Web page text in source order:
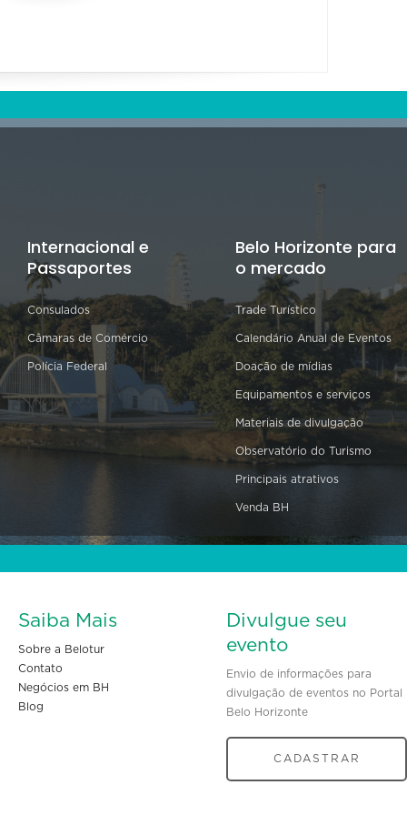
Internacional e
Passaportes
Consulados
Câmaras de Comércio
Polícia Federal
Belo Horizonte para
o mercado
Trade Turístico
Calendário Anual de Eventos
Doação de mídias
Equipamentos e serviços
Materiais de divulgação
Observatório do Turismo
Principais atrativos
Venda BH
Saiba Mais
Sobre a Belotur
Contato
Negócios em BH
Blog
Divulgue seu
evento
Envio de informações para
divulgação de eventos no Portal
Belo Horizonte
CADASTRAR